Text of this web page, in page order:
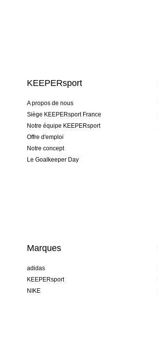
KEEPERsport
A propos de nous
Siège KEEPERsport France
Notre équipe KEEPERsport
Offre d'emploi
Notre concept
Le Goalkeeper Day
Marques
adidas
KEEPERsport
NIKE